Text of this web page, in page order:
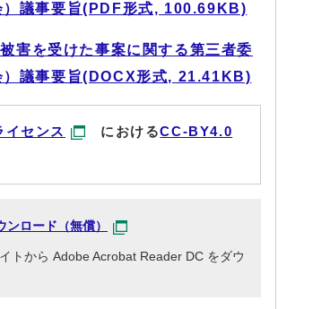
）議事要旨(PDF形式, 100.69KB)
害を受けた事案に関する第三者委
）議事要旨(DOCX形式, 21.41KB)
センス におけるCC-BY4.0
ロード（無償）
トから Adobe Acrobat Reader DC をダウ